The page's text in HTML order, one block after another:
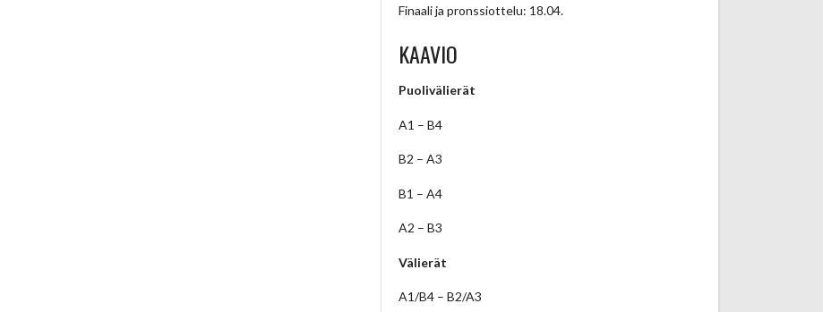
Finaali ja pronssiottelu: 18.04.
KAAVIO
Puolivälierät
A1 – B4
B2 – A3
B1 – A4
A2 – B3
Välierät
A1/B4 – B2/A3